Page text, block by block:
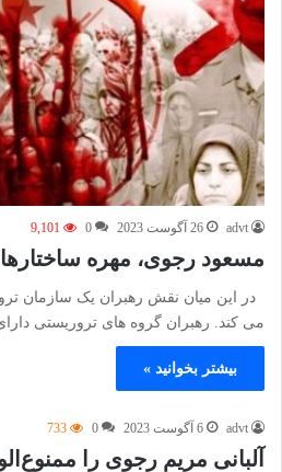
advt 26 آگوست 2023 0
9,101
مسعود رجوی، مهره
در این میان نقش رهبران یک سازمان
می کند. رهبران گروه های تروریستی
بیشتر بخوانید »
advt 6 آگوست 2023 0
733
آلبانی مریم رجوی را